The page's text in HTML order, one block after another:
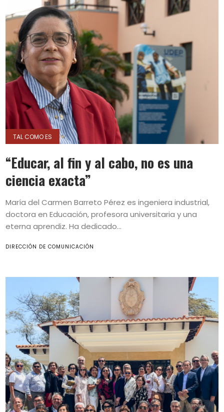
TAL COMO ES
“Educar, al fin y al cabo, no es una
ciencia exacta”
María del Carmen Barreto Pérez es ingeniera industrial,
doctora en Educación, profesora universitaria y una
eterna aprendiz. Ha dedicado...
DIRECCIÓN DE COMUNICACIÓN